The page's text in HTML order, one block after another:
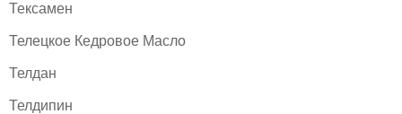
Тексамен
Телецкое Кедровое Масло
Телдан
Телдипин